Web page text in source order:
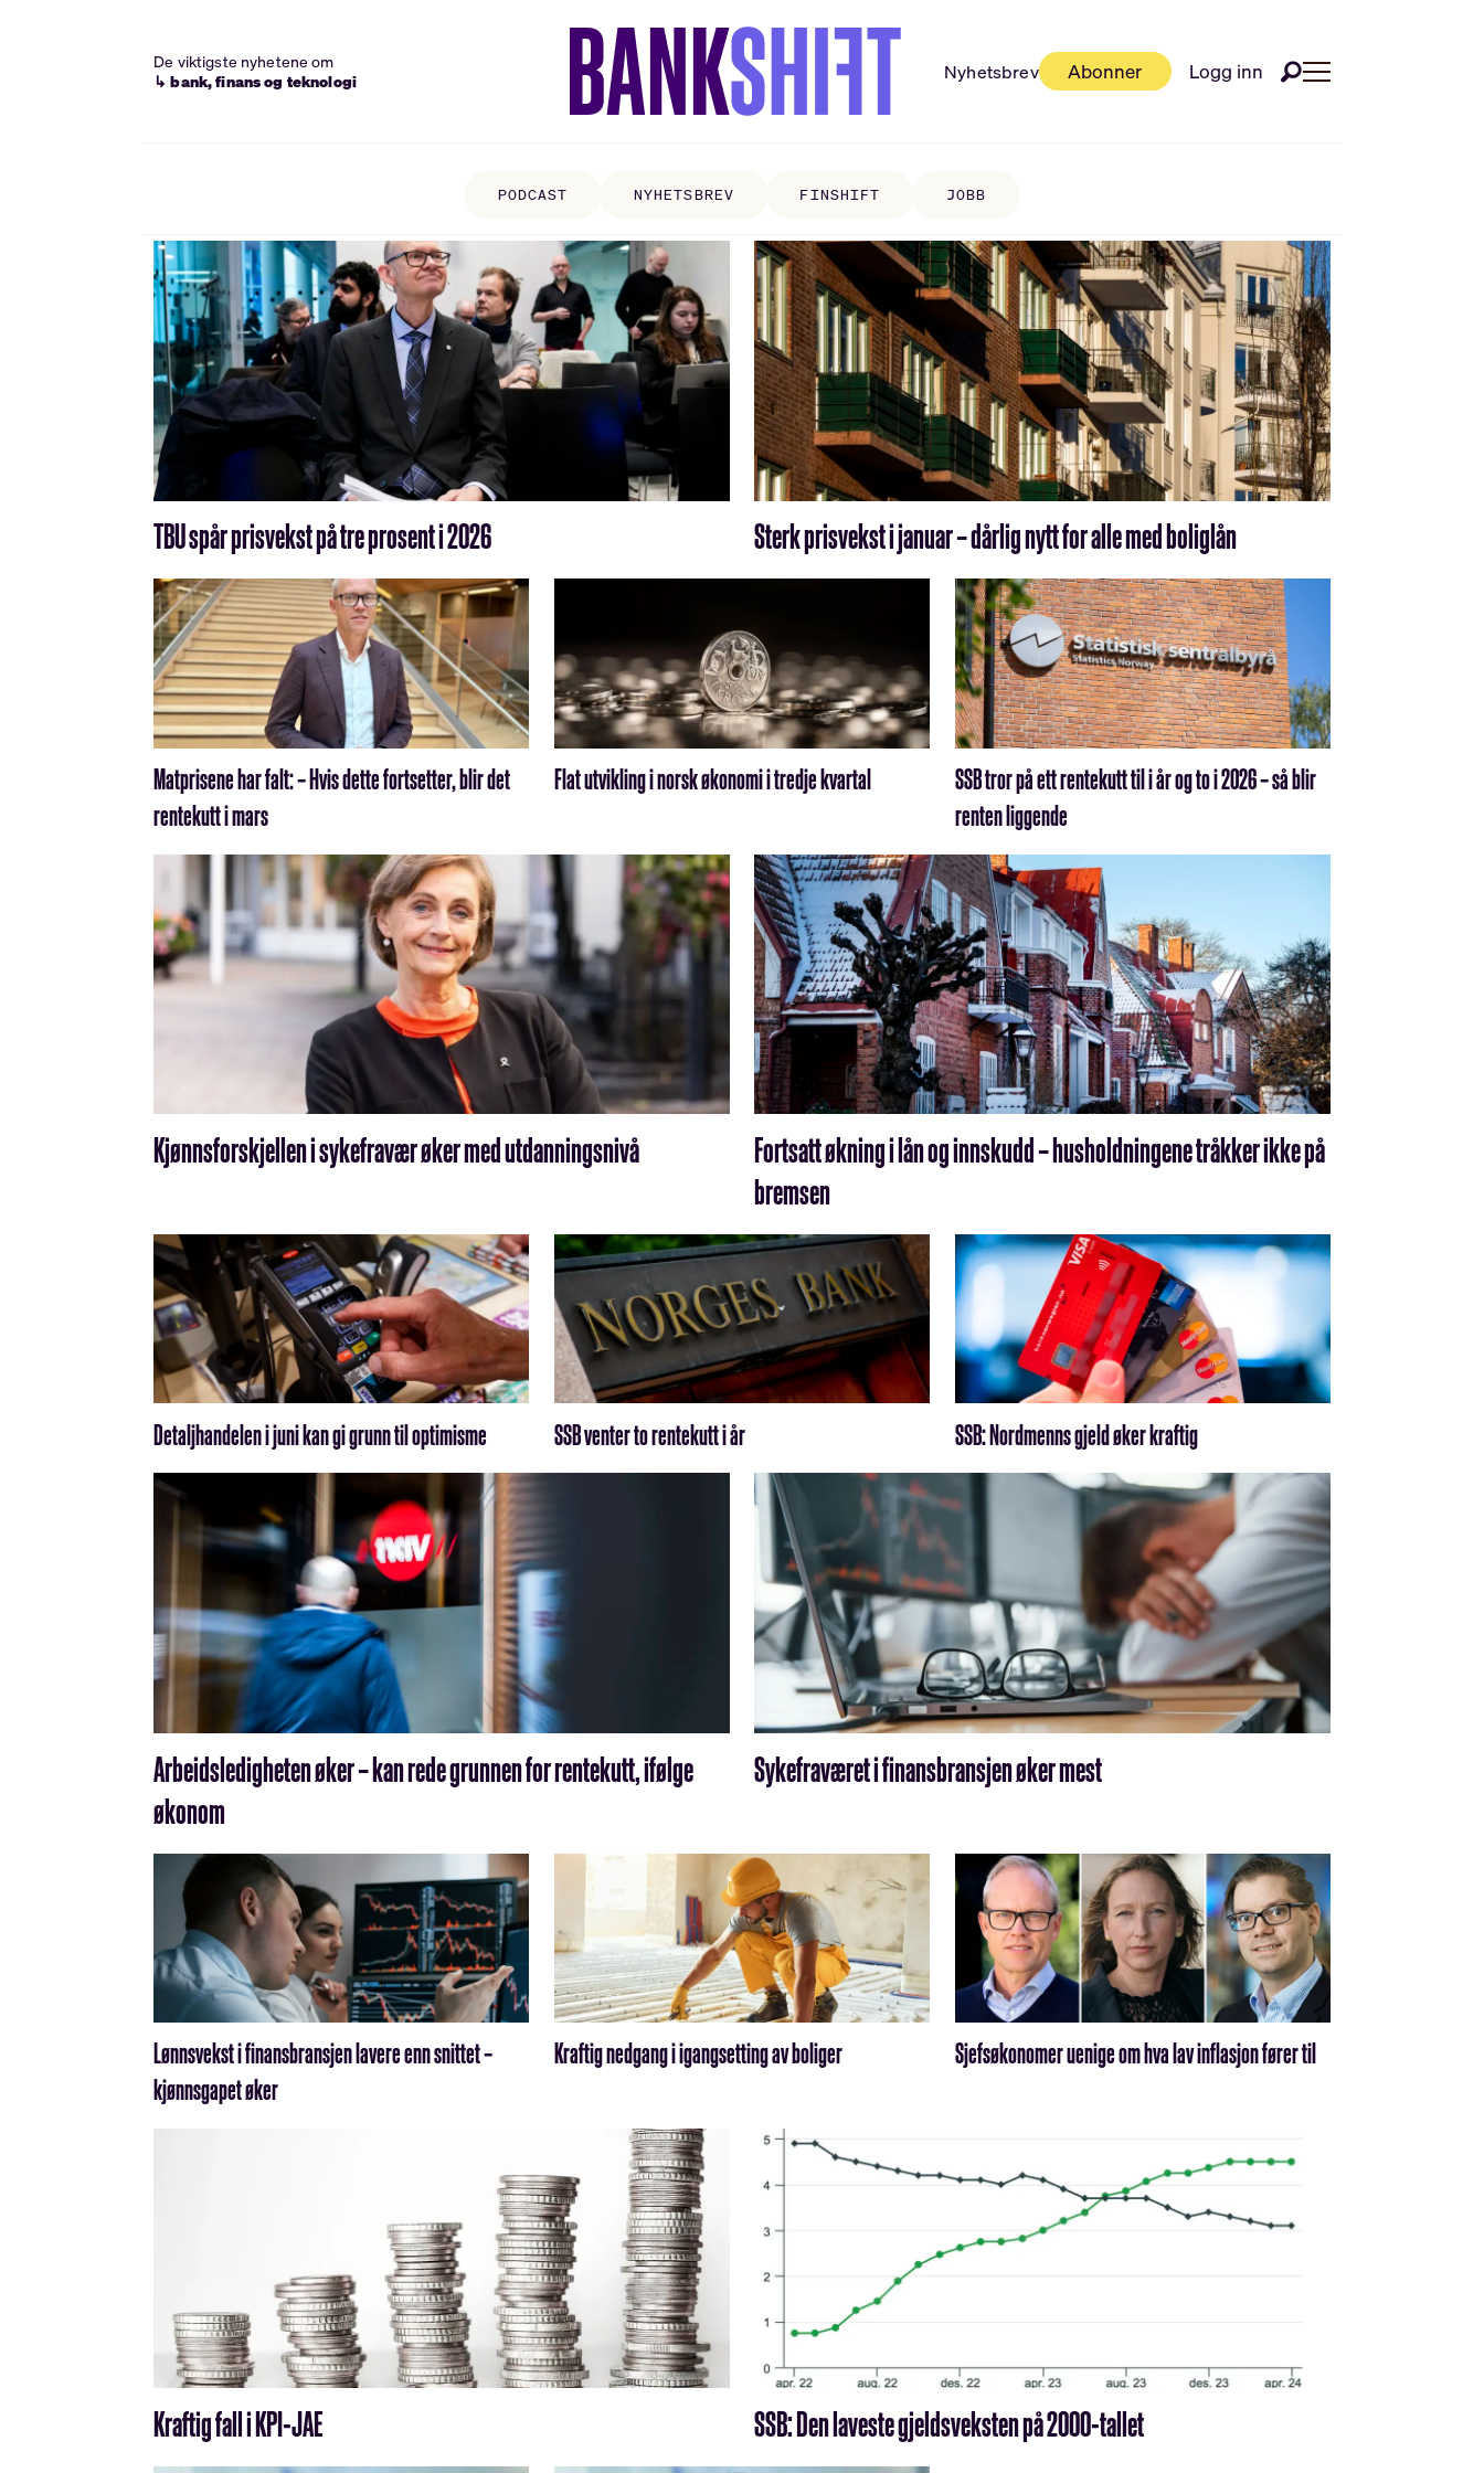
De viktigste nyhetene om
↳ bank, finans og teknologi
Nyhetsbrev Abonner Logg inn
PODCAST NYHETSBREV FINSHIFT JOBB
statistisk
sentralbyrå
TBU spår prisvekst på tre prosent i 2026 Sterk prisvekst i januar – dårlig nytt for alle med boliglån
Matprisene har falt: – Hvis dette fortsetter, blir det
rentekutt i mars
Flat utvikling i norsk økonomi i tredje kvartal
SSB tror på ett rentekutt til i år og to i 2026 – så blir
renten liggende
Kjønnsforskjellen i sykefravær øker med utdanningsnivå
Fortsatt økning i lån og innskudd – husholdningene tråkker ikke på
bremsen
Detaljhandelen i juni kan gi grunn til optimisme SSB venter to rentekutt i år SSB: Nordmenns gjeld øker kraftig
Arbeidsledigheten øker – kan rede grunnen for rentekutt, ifølge
økonom
Sykefraværet i finansbransjen øker mest
Lønnsvekst i finansbransjen lavere enn snittet –
kjønnsgapet øker
Kraftig nedgang i igangsetting av boliger Sjefsøkonomer uenige om hva lav inflasjon fører til
Kraftig fall i KPI-JAE SSB: Den laveste gjeldsveksten på 2000-tallet